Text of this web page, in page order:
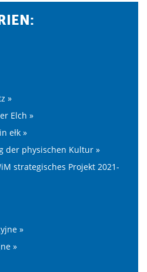
»
Elch »
ełk »
der physischen Kultur »
strategisches Projekt 2021-
»
»